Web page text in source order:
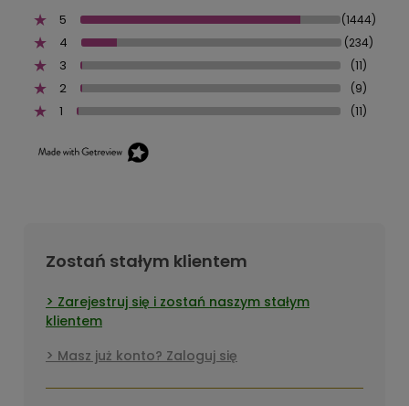
5
(1444)
4 (234)
3 (11)
2 (9)
1 (11)
Zostań stałym klientem
Zarejestruj się i zostań naszym stałym
klientem
Masz już konto? Zaloguj się